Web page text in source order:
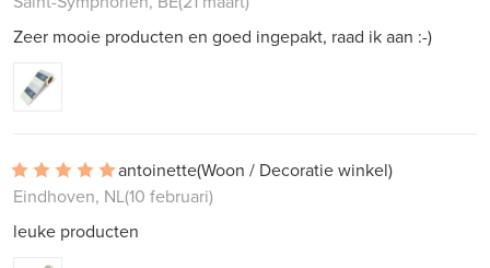
Zeer mooie producten en goed ingepakt, raad ik aan :-)
antoinette(Woon / Decoratie winkel)
Eindhoven, NL(10 februari)
leuke producten